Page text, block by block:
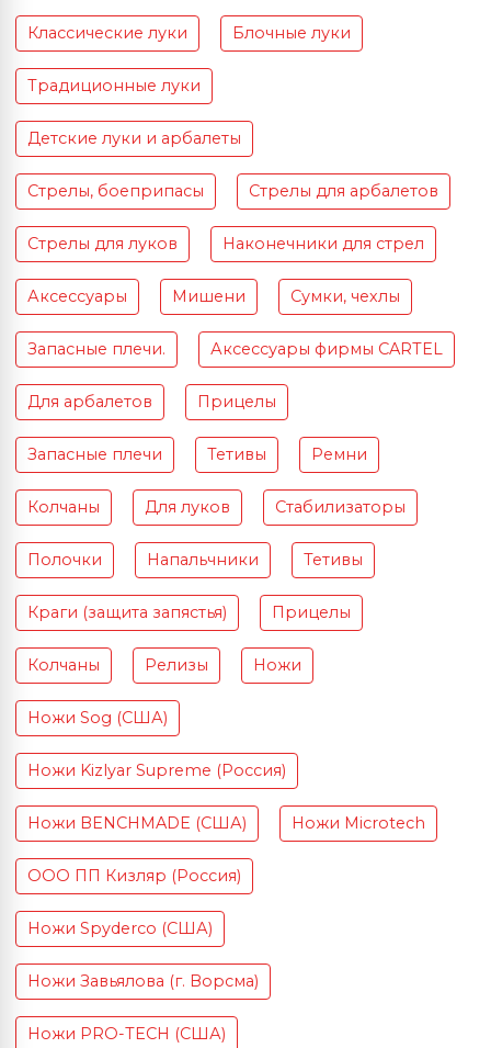
Классические луки Блочные луки
Традиционные луки
Детские луки и арбалеты
Стрелы, боеприпасы Стрелы для арбалетов
Стрелы для луков Наконечники для стрел
Аксессуары Мишени Сумки, чехлы
Запасные плечи. Аксессуары фирмы CARTEL
Для арбалетов Прицелы
Запасные плечи Тетивы Ремни
Колчаны Для луков Стабилизаторы
Полочки Напальчники Тетивы
Краги (защита запястья) Прицелы
Колчаны Релизы Ножи
Ножи Sog (США)
Ножи Kizlyar Supreme (Россия)
Ножи BENCHMADE (США) Ножи Microtech
ООО ПП Кизляр (Россия)
Ножи Spyderco (США)
Ножи Завьялова (г. Ворсма)
Ножи PRO-TECH (США)